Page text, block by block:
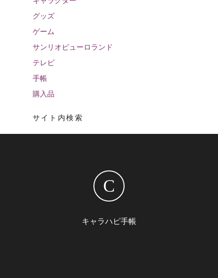
グッズ
ゲーム
サンリオピューロランド
テレビ
手帳
購入品
サイト内検索
C
キャラハピ手帳